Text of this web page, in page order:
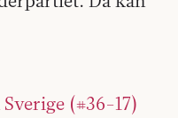
(#36-17)